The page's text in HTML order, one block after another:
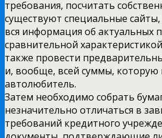
требования, посчитать
существуют специальные
вся информация об актуальных
сравнительной
также провести
и, вообще, всей суммы, которую
автолюбитель.
Затем необходимо собрать
незначительно отличаться в
требований кредитного